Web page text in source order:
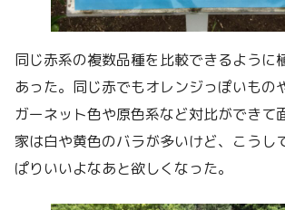
同じ赤系の複数品種を比較できるように
あった。同じ赤でもオレンジっぽいもの
ガーネット色や原色系など対比ができて
家は白や黄色のバラが多いけど、こうし
ぱりいいよなあと欲しくなった。